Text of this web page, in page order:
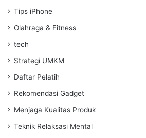
Tips iPhone
Olahraga & Fitness
tech
Strategi UMKM
Daftar Pelatih
Rekomendasi Gadget
Menjaga Kualitas Produk
Teknik Relaksasi Mental